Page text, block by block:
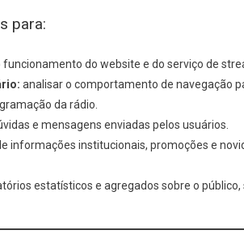
para:
do website e do serviço de
analisar o comportamento de navegação
da rádio.
e mensagens enviadas pelos usuários.
informações institucionais, promoções e
estatísticos e agregados sobre o